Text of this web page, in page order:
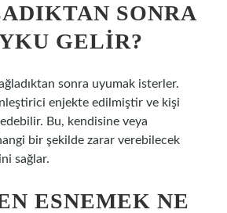
SONRA
GELIR?
sonra uyumak isterler.
enjekte edilmiştir ve kişi
Bu, kendisine veya
bir şekilde zarar verebilecek
sağlar.
ESNEMEK NE